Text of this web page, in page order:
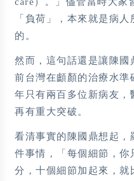
「負荷」，本來就是病
的。
然而，這句話還是讓陳國
前台灣在顱顏的治療水準
年只有兩百多位新病友，
再有重大突破。
看清事實的陳國鼎想起，
件事情，「每個細節，你
分，十個細節加起來，就